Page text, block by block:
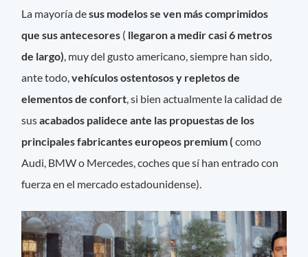
La mayoría desus modelos se ven más comprimidos
que sus antecesores ( llegaron a medir casi 6 metros
de largo), muy del gusto americano, siempre han sido,
ante todo,vehículos ostentosos y repletos de
elementos de confort, si bien actualmente la calidad de
susacabados palidece ante las propuestas de los
principales fabricantes europeos premium ( como
Audi, BMW o Mercedes, coches que sí han entrado con
fuerza en el mercado estadounidense).